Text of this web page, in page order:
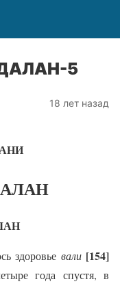
5
18 лет назад
здоровье вали [154]
года спустя, в